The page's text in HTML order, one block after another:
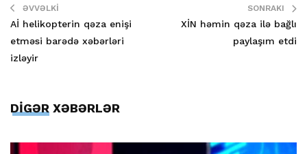
ƏVVƏLKI
Aİ helikopterin qəza enişi
etməsi barədə xəbərləri
izləyir
SONRAKI
XİN həmin qəza ilə bağlı
paylaşım etdi
DİGƏR XƏBƏRLƏR